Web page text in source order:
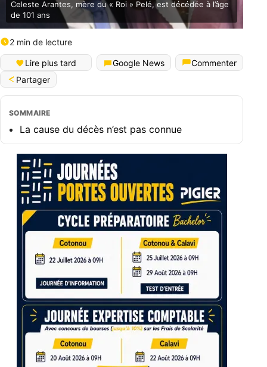
Celeste Arantes, mère du « Roi » Pelé, est décédée à l’âge
de 101 ans
2 min de lecture
Lire plus tard Google News
Commenter
Partager
SOMMAIRE
La cause du décès n’est pas connue